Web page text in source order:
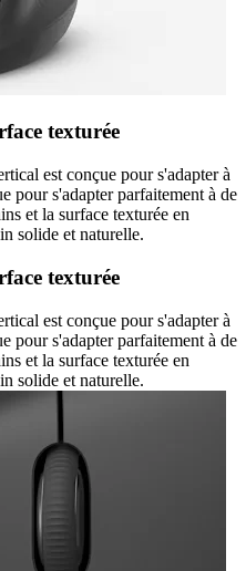
texturée
est conçue pour s'adapter à
pour s'adapter parfaitement à de
et la surface texturée en
solide et naturelle.
texturée
est conçue pour s'adapter à
pour s'adapter parfaitement à de
et la surface texturée en
solide et naturelle.